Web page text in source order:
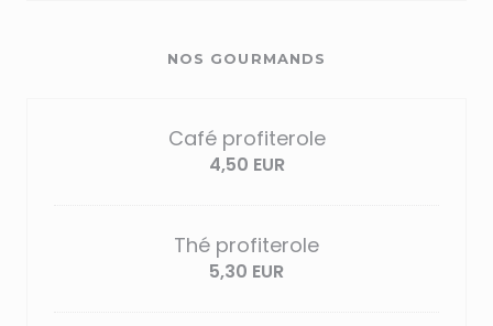
NOS GOURMANDS
Café profiterole
4,50 EUR
Thé profiterole
5,30 EUR